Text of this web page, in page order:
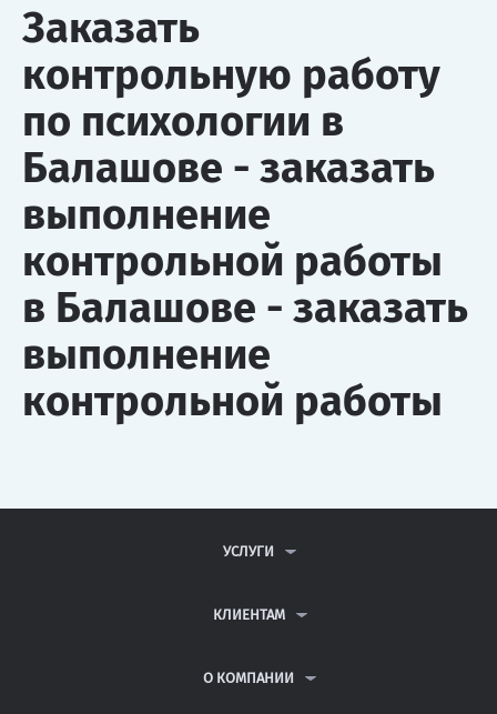
Заказать
контрольную работу
по психологии в
Балашове - заказать
выполнение
контрольной работы
в Балашове - заказать
выполнение
контрольной работы
УСЛУГИ
ДИПЛОМНЫЕ РАБОТЫ
РЕФЕРАТЫ
КЛИЕНТАМ
ВОПРОСЫ И ОТВЕТЫ
О КОМПАНИИ